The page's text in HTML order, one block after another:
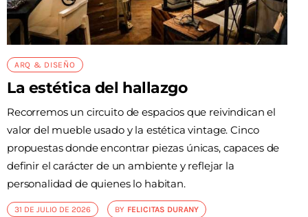
ARQ & DISEÑO
La estética del hallazgo
Recorremos un circuito de espacios que reivindican el
valor del mueble usado y la estética vintage. Cinco
propuestas donde encontrar piezas únicas, capaces de
definir el carácter de un ambiente y reflejar la
personalidad de quienes lo habitan.
31 DE JULIO DE 2026 BY FELICITAS DURANY